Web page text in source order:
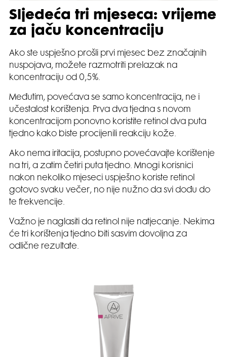
Sljedeća tri mjeseca: vrijeme
za jaču koncentraciju
Ako ste uspješno prošli prvi mjesec bez značajnih
nuspojava, možete razmotriti prelazak na
koncentraciju od 0,5%.
Međutim, povećava se samo koncentracija, ne i
učestalost korištenja. Prva dva tjedna s novom
koncentracijom ponovno koristite retinol dva puta
tjedno kako biste procijenili reakciju kože.
Ako nema iritacija, postupno povećavajte korištenje
na tri, a zatim četiri puta tjedno. Mnogi korisnici
nakon nekoliko mjeseci uspješno koriste retinol
gotovo svaku večer, no nije nužno da svi dođu do
te frekvencije.
Važno je naglasiti da retinol nije natjecanje. Nekima
će tri korištenja tjedno biti sasvim dovoljna za
odlične rezultate.